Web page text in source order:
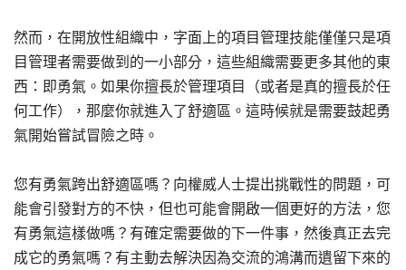
然而，在開放性組織中，字面上的項目管理技能僅僅只是項
目管理者需要做到的一小部分，這些組織需要更多其他的東
西：即勇氣。如果你擅長於管理項目（或者是真的擅長於任
何工作），那麼你就進入了舒適區。這時候就是需要鼓起勇
氣開始嘗試冒險之時。
您有勇氣跨出舒適區嗎？向權威人士提出挑戰性的問題，可
能會引發對方的不快，但也可能會開啟一個更好的方法，您
有勇氣這樣做嗎？有確定需要做的下一件事，然後真正去完
成它的勇氣嗎？有主動去解決因為交流的鴻溝而遺留下來的